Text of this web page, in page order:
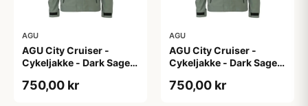
AGU
AGU City Cruiser -
Cykeljakke - Dark Sage -
750,00 kr
AGU
AGU City Cruiser -
Cykeljakke - Dark Sage -
750,00 kr